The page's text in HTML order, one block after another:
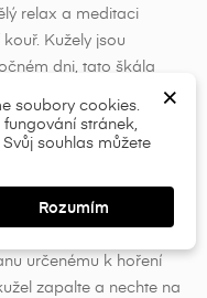
relax a meditaci
Kužely jsou
dni, tato škála
pohodu a uvolnění.
vyráběny.
a při jejich hoření se
vůní. Jsou určeny
a provonění prostor.
určenému k hoření
zapalte a nechte na
×
seznam přání
×
výrobky uložit do
Přihlásit se
×
soubory cookies.
stránek,
souhlas můžete
Rozumím